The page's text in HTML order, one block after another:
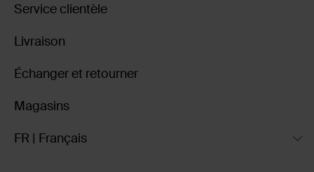
Service clientèle
Livraison
Échanger et retourner
Magasins
FR | Français